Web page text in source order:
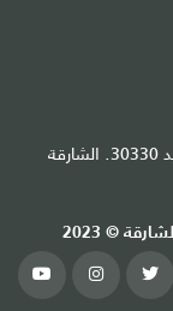
هيئة الطرق والمواصلات بالشارقة، صندوق البريد 30330. الشارقة
© 2023